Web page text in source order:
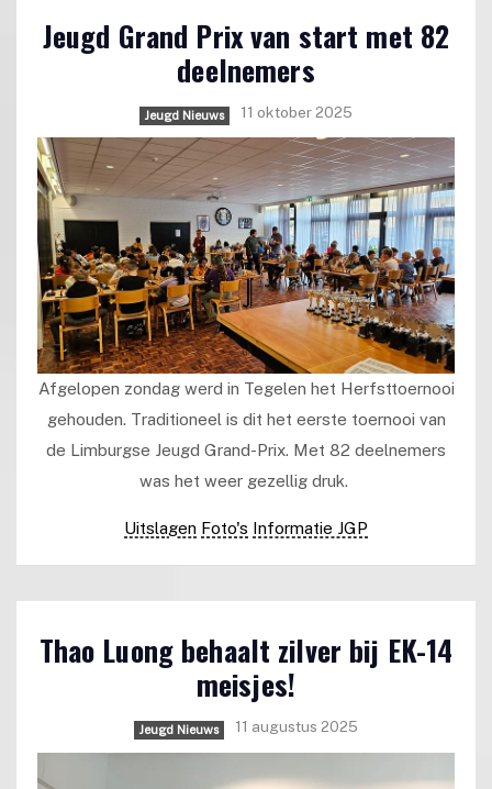
Jeugd Grand Prix van start met 82
deelnemers
Jeugd Nieuws 11 oktober 2025
Afgelopen zondag werd in Tegelen het Herfsttoernooi
gehouden. Traditioneel is dit het eerste toernooi van
de Limburgse Jeugd Grand-Prix. Met 82 deelnemers
was het weer gezellig druk.
Uitslagen Foto's Informatie JGP
Thao Luong behaalt zilver bij EK-14
meisjes!
Jeugd Nieuws 11 augustus 2025